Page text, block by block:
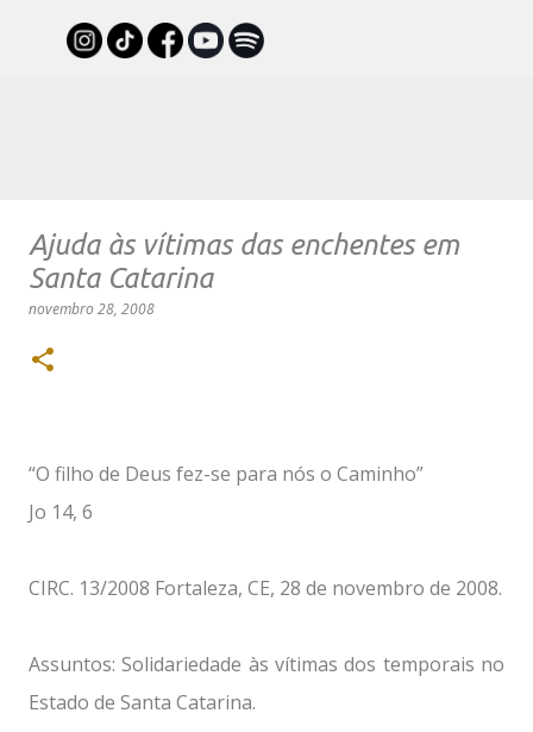
Pular para o conteúdo principal
Ajuda às vítimas das enchentes em
Santa Catarina
novembro 28, 2008
“O filho de Deus fez-se para nós o Caminho”
Jo 14, 6
CIRC. 13/2008 Fortaleza, CE, 28 de novembro de 2008.
Assuntos: Solidariedade às vítimas dos temporais no
Estado de Santa Catarina.